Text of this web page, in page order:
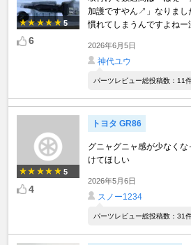
5
6
加護ですやん↗」なりまし
慣れてしまうんですよねー
2026年6月5日
神代ユウ
パーツレビュー総投稿数：11
5
4
トヨタ GR86
グニャグニャ感が少なく
けてほしい
2026年5月6日
スノー1234
パーツレビュー総投稿数：31